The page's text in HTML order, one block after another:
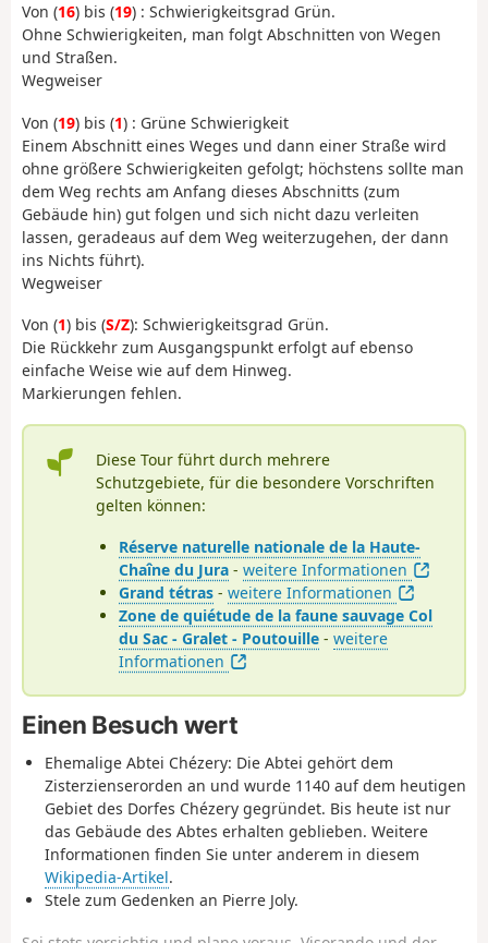
Von (16) bis (19) : Schwierigkeitsgrad Grün.
Ohne Schwierigkeiten, man folgt Abschnitten von Wegen
und Straßen.
Wegweiser
Von (19) bis (1) : Grüne Schwierigkeit
Einem Abschnitt eines Weges und dann einer Straße wird
ohne größere Schwierigkeiten gefolgt; höchstens sollte man
dem Weg rechts am Anfang dieses Abschnitts (zum
Gebäude hin) gut folgen und sich nicht dazu verleiten
lassen, geradeaus auf dem Weg weiterzugehen, der dann
ins Nichts führt).
Wegweiser
Von (1) bis (S/Z): Schwierigkeitsgrad Grün.
Die Rückkehr zum Ausgangspunkt erfolgt auf ebenso
einfache Weise wie auf dem Hinweg.
Markierungen fehlen.
Diese Tour führt durch mehrere
Schutzgebiete, für die besondere Vorschriften
gelten können:
Réserve naturelle nationale de la Haute-
Chaîne du Jura -weitere Informationen
Grand tétras -weitere Informationen
Zone de quiétude de la faune sauvage Col
du Sac - Gralet - Poutouille -weitere
Informationen
Einen Besuch wert
Ehemalige Abtei Chézery: Die Abtei gehört dem
Zisterzienserorden an und wurde 1140 auf dem heutigen
Gebiet des Dorfes Chézery gegründet. Bis heute ist nur
das Gebäude des Abtes erhalten geblieben. Weitere
Informationen finden Sie unter anderem in diesem
Wikipedia-Artikel.
Stele zum Gedenken an Pierre Joly.